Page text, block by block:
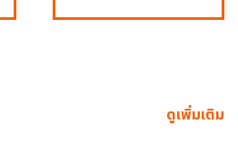
ดูเพิ่มเติม